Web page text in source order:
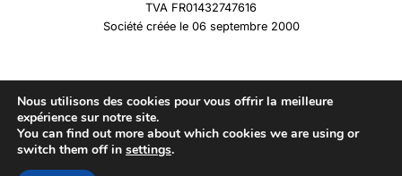
TVA FR01432747616
Société créée le 06 septembre 2000
Copyright © 2026 Marqueshistoire
Nous utilisons des cookies pour vous offrir la meilleure
expérience sur notre site.
You can find out more about which cookies we are using or
switch them off in settings.